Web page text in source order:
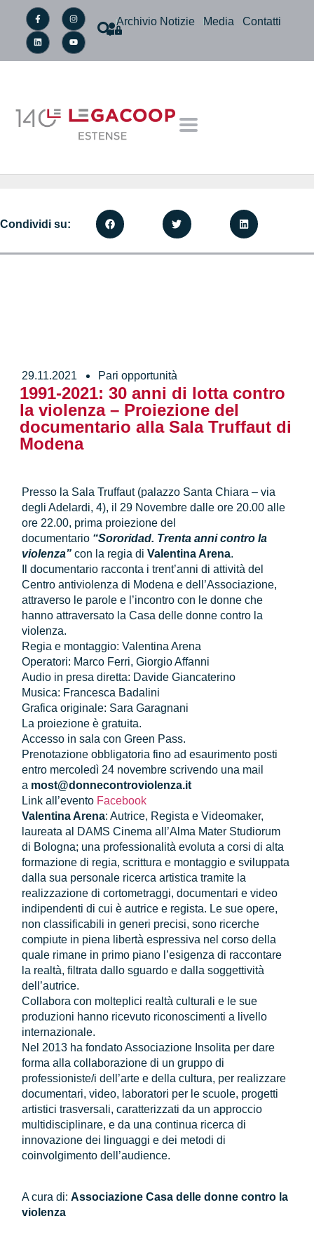
Archivio Notizie Media Contatti
29.11.2021 Pari opportunità
1991-2021: 30 anni di lotta contro
la violenza – Proiezione del
documentario alla Sala Truffaut di
Modena
Presso la Sala Truffaut (palazzo Santa Chiara – via
degli Adelardi, 4), il 29 Novembre dalle ore 20.00 alle
ore 22.00, prima proiezione del
documentario “Sororidad. Trenta anni contro la
violenza” con la regia diValentina Arena.
Il documentario racconta i trent’anni di attività del
Centro antiviolenza di Modena e dell’Associazione,
attraverso le parole e l’incontro con le donne che
hanno attraversato la Casa delle donne contro la
violenza.
Regia e montaggio: Valentina Arena
Operatori: Marco Ferri, Giorgio Affanni
Audio in presa diretta: Davide Giancaterino
Musica: Francesca Badalini
Grafica originale: Sara Garagnani
La proiezione è gratuita.
Accesso in sala con Green Pass.
Prenotazione obbligatoria fino ad esaurimento posti
entro mercoledì 24 novembre scrivendo una mail
a most@donnecontroviolenza.it
Link all’evento Facebook
Valentina Arena: Autrice, Regista e Videomaker,
laureata al DAMS Cinema all’Alma Mater Studiorum
di Bologna; una professionalità evoluta a corsi di alta
formazione di regia, scrittura e montaggio e sviluppata
dalla sua personale ricerca artistica tramite la
realizzazione di cortometraggi, documentari e video
indipendenti di cui è autrice e regista. Le sue opere,
non classificabili in generi precisi, sono ricerche
compiute in piena libertà espressiva nel corso della
quale rimane in primo piano l’esigenza di raccontare
la realtà, filtrata dallo sguardo e dalla soggettività
dell’autrice.
Collabora con molteplici realtà culturali e le sue
produzioni hanno ricevuto riconoscimenti a livello
internazionale.
Nel 2013 ha fondato Associazione Insolita per dare
forma alla collaborazione di un gruppo di
professioniste/i dell’arte e della cultura, per realizzare
documentari, video, laboratori per le scuole, progetti
artistici trasversali, caratterizzati da un approccio
multidisciplinare, e da una continua ricerca di
innovazione dei linguaggi e dei metodi di
coinvolgimento dell’audience.
A cura di:Associazione Casa delle donne contro la
violenza
Condividi su: